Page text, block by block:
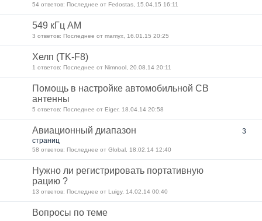
54 ответов: Последнее от Fedostas, 15.04.15 16:11
549 кГц АМ
3 ответов: Последнее от mamyx, 16.01.15 20:25
Хелп (TK-F8)
1 ответов: Последнее от Nimnool, 20.08.14 20:11
Помощь в настройке автомобильной CB
антенны
5 ответов: Последнее от Eiger, 18.04.14 20:58
Авиационный диапазон
3
страниц
58 ответов: Последнее от Global, 18.02.14 12:40
Нужно ли регистрировать портативную
рацию ?
13 ответов: Последнее от Luigy, 14.02.14 00:40
Вопросы по теме